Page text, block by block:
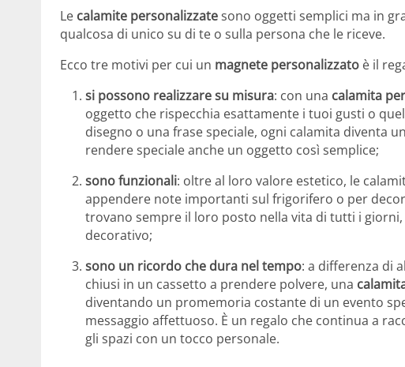
Le calamite personalizzatesono oggetti semplici ma in
qualcosa di unico su di te o sulla persona che le riceve.
Ecco tre motivi per cui un magnete personalizzato è il
si possono realizzare su misura: con una calamita
oggetto che rispecchia esattamente i tuoi gusti o
disegno o una frase speciale, ogni calamita diventa
rendere speciale anche un oggetto così semplice;
sono funzionali: oltre al loro valore estetico, le
appendere note importanti sul frigorifero o per
trovano sempre il loro posto nella vita di tutti i
decorativo;
sono un ricordo che dura nel tempo: a differenza di
chiusi in un cassetto a prendere polvere, una
diventando un promemoria costante di un evento
messaggio affettuoso. È un regalo che continua a
gli spazi con un tocco personale.